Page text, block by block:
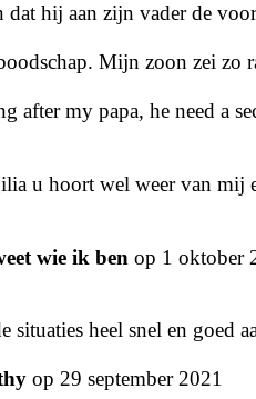
dat hij aan zijn vader de
Mijn zoon zei zo
after my papa, he need a
u hoort wel weer van mij
wie ik ben op 1 oktober
situaties heel snel en goed
op 29 september 2021